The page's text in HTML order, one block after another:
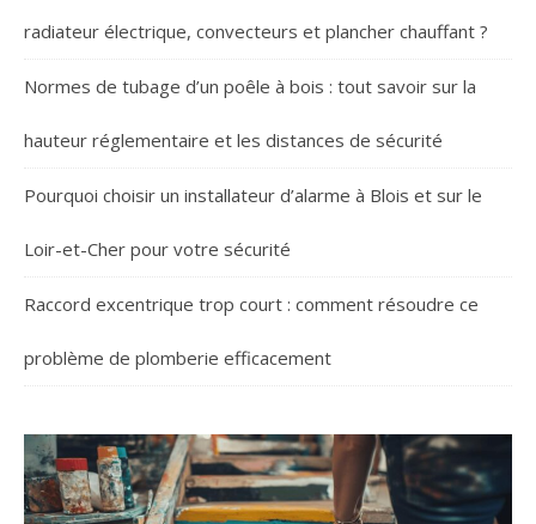
radiateur électrique, convecteurs et plancher chauffant ?
Normes de tubage d’un poêle à bois : tout savoir sur la
hauteur réglementaire et les distances de sécurité
Pourquoi choisir un installateur d’alarme à Blois et sur le
Loir-et-Cher pour votre sécurité
Raccord excentrique trop court : comment résoudre ce
problème de plomberie efficacement